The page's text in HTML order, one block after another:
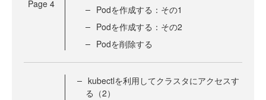
Page 4
Podを作成する：その1
Podを作成する：その2
Podを削除する
kubectlを利用してクラスタにアクセスす
る（2）